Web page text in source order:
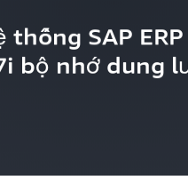
SAP
bộ nhớ dung